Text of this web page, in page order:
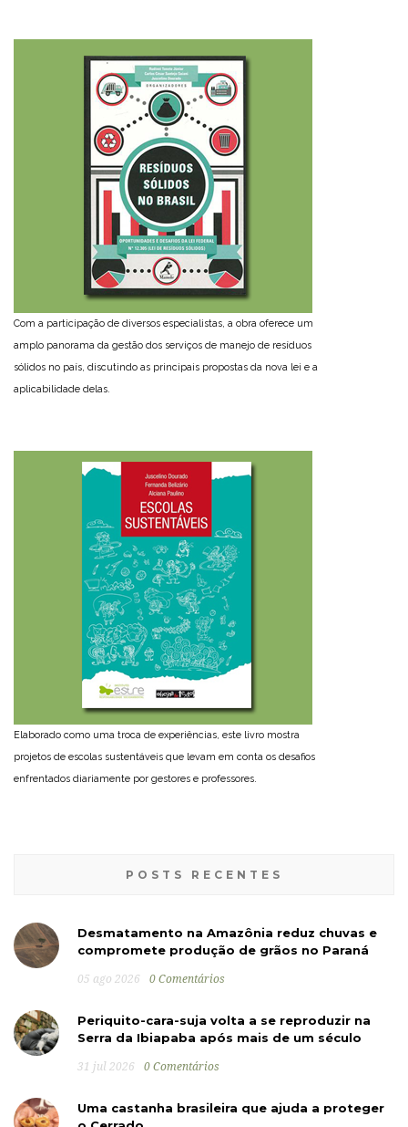
Com a participação de diversos especialistas, a obra oferece um
amplo panorama da gestão dos serviços de manejo de resíduos
sólidos no país, discutindo as principais propostas da nova lei e a
aplicabilidade delas.
Elaborado como uma troca de experiências, este livro mostra
projetos de escolas sustentáveis que levam em conta os desafios
enfrentados diariamente por gestores e professores.
POSTS RECENTES
Desmatamento na Amazônia reduz chuvas e
compromete produção de grãos no Paraná
05 ago 2026 0 Comentários
Periquito-cara-suja volta a se reproduzir na
Serra da Ibiapaba após mais de um século
31 jul 2026 0 Comentários
Uma castanha brasileira que ajuda a proteger